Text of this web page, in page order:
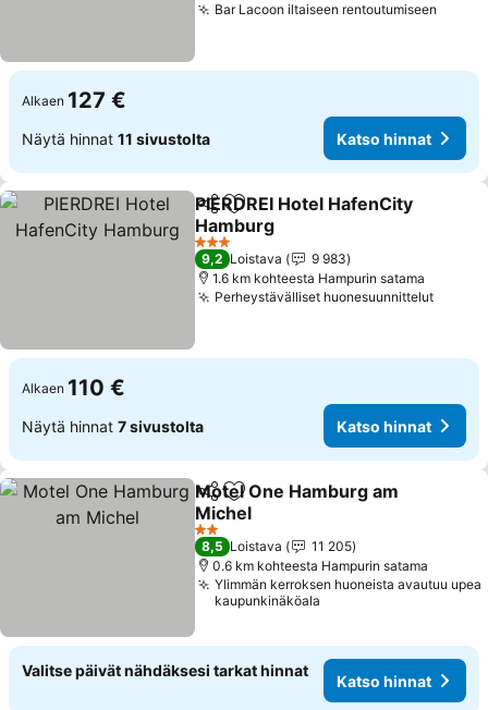
Bar Lacoon iltaiseen rentoutumiseen
Alkaen 127 €
Näytä hinnat 11 sivustolta Katso hinnat
Jaa Lisää suosikkeihin
PIERDREI Hotel HafenCity
Hamburg
Katso hinnat
3 Tähtiluokitus
9,2 Loistava
9 983
1.6 km kohteesta Hampurin satama
Perheystävälliset huonesuunnittelutKatso
Alkaen 110 €
Näytä hinnat 7 sivustolta Katso hinnat
Jaa Lisää suosikkeihin
Motel One Hamburg am
Michel
Katso hinnat
2 Tähtiluokitus
8,5 Loistava
11 205
0.6 km kohteesta Hampurin satama
Ylimmän kerroksen huoneista avautuu upea
kaupunkinäköala
Valitse päivät nähdäksesi tarkat hinnat
Katso hinnat